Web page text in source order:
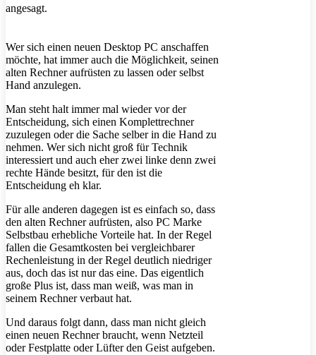
angesagt.
Wer sich einen neuen Desktop PC anschaffen
möchte, hat immer auch die Möglichkeit, seinen
alten Rechner aufrüsten zu lassen oder selbst
Hand anzulegen.
Man steht halt immer mal wieder vor der
Entscheidung, sich einen Komplettrechner
zuzulegen oder die Sache selber in die Hand zu
nehmen. Wer sich nicht groß für Technik
interessiert und auch eher zwei linke denn zwei
rechte Hände besitzt, für den ist die
Entscheidung eh klar.
Für alle anderen dagegen ist es einfach so, dass
den alten Rechner aufrüsten, also PC Marke
Selbstbau erhebliche Vorteile hat. In der Regel
fallen die Gesamtkosten bei vergleichbarer
Rechenleistung in der Regel deutlich niedriger
aus, doch das ist nur das eine. Das eigentlich
große Plus ist, dass man weiß, was man in
seinem Rechner verbaut hat.
Und daraus folgt dann, dass man nicht gleich
einen neuen Rechner braucht, wenn Netzteil
oder Festplatte oder Lüfter den Geist aufgeben.